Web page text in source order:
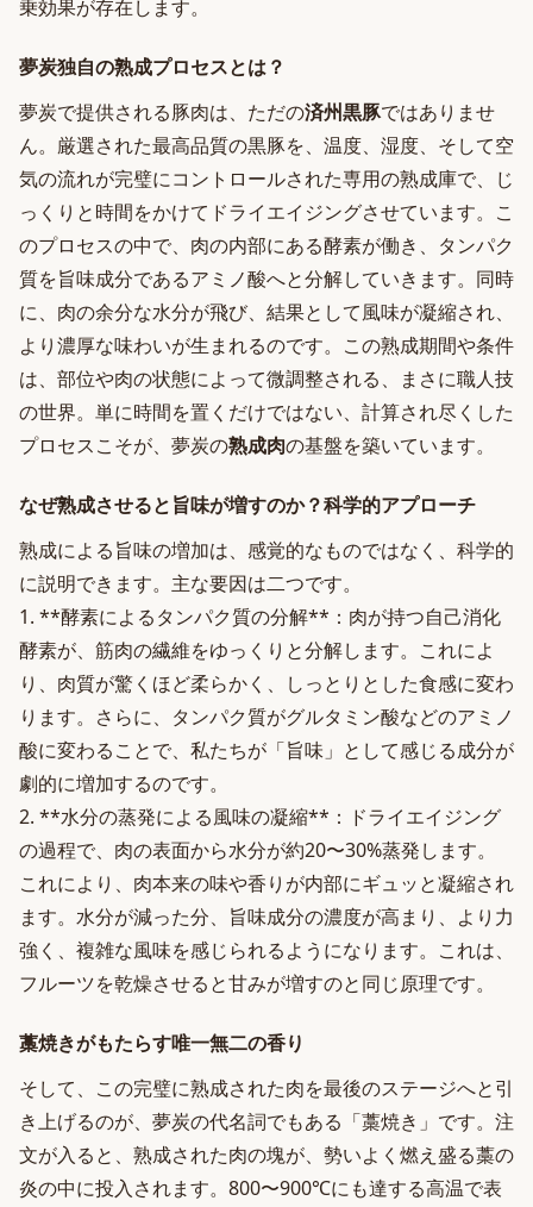
乗効果が存在します。
夢炭独自の熟成プロセスとは？
夢炭で提供される豚肉は、ただの済州黒豚ではありませ
ん。厳選された最高品質の黒豚を、温度、湿度、そして空
気の流れが完璧にコントロールされた専用の熟成庫で、じ
っくりと時間をかけてドライエイジングさせています。こ
のプロセスの中で、肉の内部にある酵素が働き、タンパク
質を旨味成分であるアミノ酸へと分解していきます。同時
に、肉の余分な水分が飛び、結果として風味が凝縮され、
より濃厚な味わいが生まれるのです。この熟成期間や条件
は、部位や肉の状態によって微調整される、まさに職人技
の世界。単に時間を置くだけではない、計算され尽くした
プロセスこそが、夢炭の熟成肉の基盤を築いています。
なぜ熟成させると旨味が増すのか？科学的アプローチ
熟成による旨味の増加は、感覚的なものではなく、科学的
に説明できます。主な要因は二つです。
1. **酵素によるタンパク質の分解**：肉が持つ自己消化
酵素が、筋肉の繊維をゆっくりと分解します。これによ
り、肉質が驚くほど柔らかく、しっとりとした食感に変わ
ります。さらに、タンパク質がグルタミン酸などのアミノ
酸に変わることで、私たちが「旨味」として感じる成分が
劇的に増加するのです。
2. **水分の蒸発による風味の凝縮**：ドライエイジング
の過程で、肉の表面から水分が約20〜30%蒸発します。
これにより、肉本来の味や香りが内部にギュッと凝縮され
ます。水分が減った分、旨味成分の濃度が高まり、より力
強く、複雑な風味を感じられるようになります。これは、
フルーツを乾燥させると甘みが増すのと同じ原理です。
藁焼きがもたらす唯一無二の香り
そして、この完璧に熟成された肉を最後のステージへと引
き上げるのが、夢炭の代名詞でもある「藁焼き」です。注
文が入ると、熟成された肉の塊が、勢いよく燃え盛る藁の
炎の中に投入されます。800〜900℃にも達する高温で表